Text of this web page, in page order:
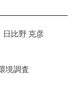
日比野 克彦
境調査